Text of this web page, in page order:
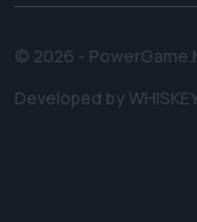
© 2026 - PowerGame.
Developed by